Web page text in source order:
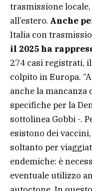
trasmissione
all’estero. Anche
Italia con
il 2025 ha
274 casi registrati,
colpito in Europa.
anche la
specifiche per la
sottolinea Gobbi -.
esistono dei
soltanto per
endemiche: è
eventuale utilizzo